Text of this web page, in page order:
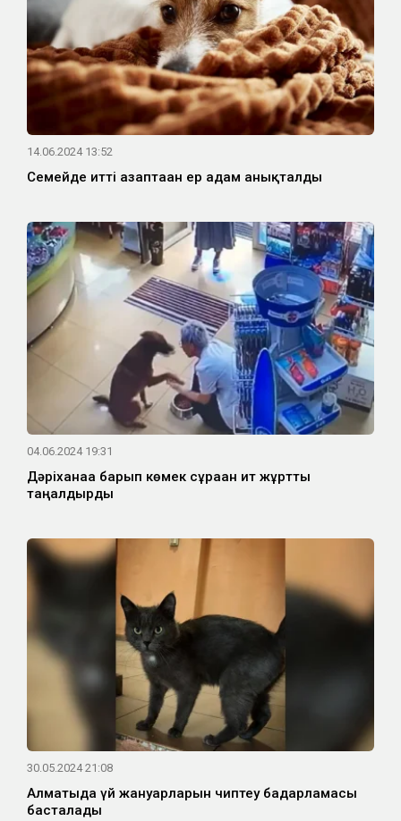
14.06.2024 13:52
Семейде итті азаптаған ер адам анықталды
04.06.2024 19:31
Дәріханаға барып көмек сұраған ит жұртты
таңғалдырды
30.05.2024 21:08
Алматыда үй жануарларын чиптеу бағдарламасы
басталады